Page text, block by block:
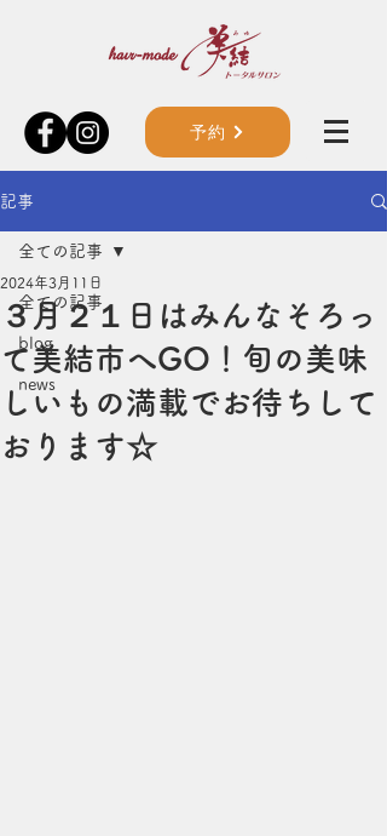
予約
記事
全ての記事
blog
news
全ての記事
３月２１日はみんなそろっ
て美結市へGO！旬の美味
しいもの満載でお待ちして
おります☆
2024年3月11日